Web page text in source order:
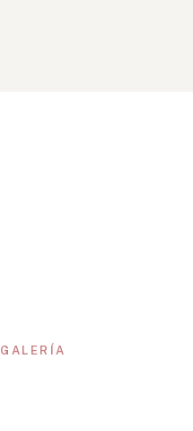
GALERÍA